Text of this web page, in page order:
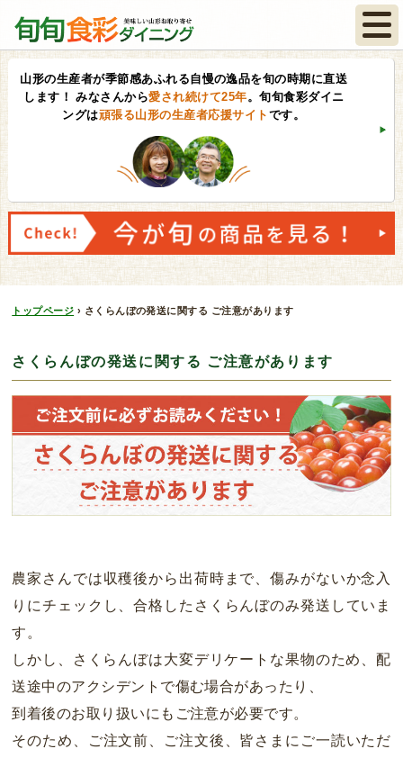
山形の生産者が季節感あふれる自慢の逸品を旬の時期に直送
します！ みなさんから愛され続けて25年。旬旬食彩ダイニ
ングは頑張る山形の生産者応援サイト です。
トップページ › さくらんぼの発送に関する ご注意があります
さくらんぼの発送に関する ご注意があります
農家さんでは収穫後から出荷時まで、傷みがないか念入
りにチェックし、合格したさくらんぼのみ発送していま
す。
しかし、さくらんぼは大変デリケートな果物のため、配
送途中のアクシデントで傷む場合があったり、
到着後のお取り扱いにもご注意が必要です。
そのため、ご注文前、ご注文後、皆さまにご一読いただ